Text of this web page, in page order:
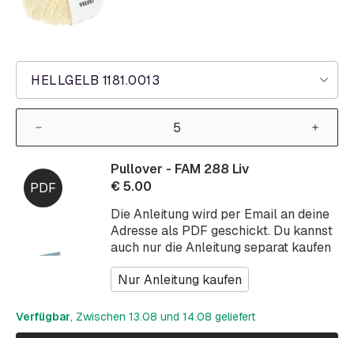
HELLGELB 1181.0013
Die Anleitung wird per Email an deine
Adresse als PDF geschickt. Du kannst
auch nur die Anleitung separat kaufen
Nur Anleitung kaufen
Pullover - FAM 288 Liv
€5.00
Verfügbar, Zwischen 13.08 und 14.08 geliefert